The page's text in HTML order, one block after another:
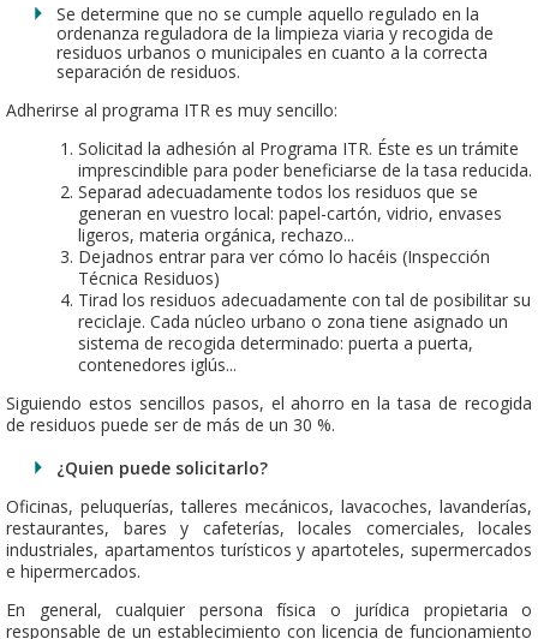
Se determine que no se cumple aquello regulado en la
ordenanza reguladora de la limpieza viaria y recogida de
residuos urbanos o municipales en cuanto a la correcta
separación de residuos.
Adherirse al programa ITR es muy sencillo:
Solicitad la adhesión al Programa ITR. Éste es un trámite
imprescindible para poder beneficiarse de la tasa reducida.
Separad adecuadamente todos los residuos que se
generan en vuestro local: papel-cartón, vidrio, envases
ligeros, materia orgánica, rechazo...
Dejadnos entrar para ver cómo lo hacéis (Inspección
Técnica Residuos)
Tirad los residuos adecuadamente con tal de posibilitar su
reciclaje. Cada núcleo urbano o zona tiene asignado un
sistema de recogida determinado: puerta a puerta,
contenedores iglús...
Siguiendo estos sencillos pasos, el ahorro en la tasa de recogida
de residuos puede ser de más de un 30 %.
¿Quien puede solicitarlo?
Oficinas, peluquerías, talleres mecánicos, lavacoches, lavanderías,
restaurantes, bares y cafeterías, locales comerciales, locales
industriales, apartamentos turísticos y apartoteles, supermercados
e hipermercados.
En general, cualquier persona física o jurídica propietaria o
responsable de un establecimiento con licencia de funcionamiento